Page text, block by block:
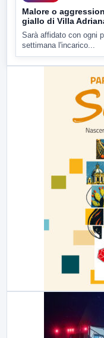
Malore o
giallo di Villa
Sarà affidato con ogni
settimana l'incarico...